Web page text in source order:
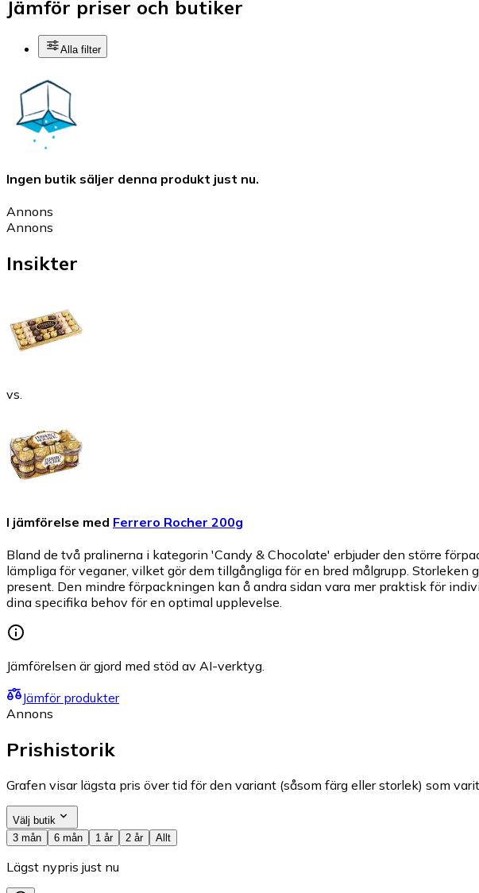
Jämför priser och butiker
Alla filter
Ingen butik säljer denna produkt just nu.
Annons
Annons
Insikter
vs.
I jämförelse med Ferrero Rocher 200g
Bland de två pralinerna i kategorin 'Candy & Chocolate' erbjuder den större
lämpliga för veganer, vilket gör dem tillgångliga för en bred målgrupp.
present. Den mindre förpackningen kan å andra sidan vara mer praktisk för
dina specifika behov för en optimal upplevelse.
Jämförelsen är gjord med stöd av AI-verktyg.
Jämför produkter
Annons
Prishistorik
Grafen visar lägsta pris över tid för den variant (såsom färg eller storlek) som
Välj butik
3 mån
6 mån 1 år 2 år Allt
Lägst nypris just nu